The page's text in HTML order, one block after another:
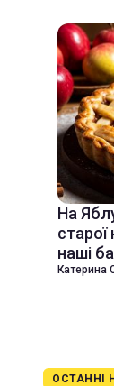
На
старої
наші
Катерина
ОСТАННІ